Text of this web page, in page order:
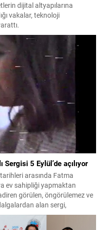
dijital altyapılarına
vakalar, teknoloji
Sergisi 5 Eylül’de açılıyor
arasında Fatma
ev sahipliği yapmaktan
görülen, öngörülemez ve
alan sergi,
kriz anlarında yön bulma